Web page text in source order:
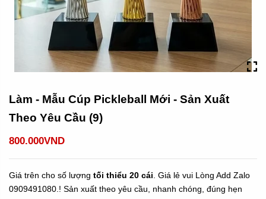
Làm - Mẫu Cúp Pickleball Mới - Sản Xuất
Theo Yêu Cầu (9)
800.000VND
Giá trên cho số lượng tối thiểu 20 cái . Giá lẻ vui Lòng Add Zalo
0909491080.! Sản xuất theo yêu cầu, nhanh chóng, đúng hẹn